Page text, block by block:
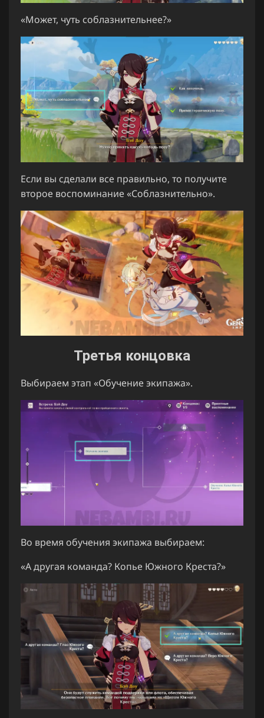
«Может, чуть соблазнительнее?»
Если вы сделали все правильно, то получите
второе воспоминание «Соблазнительно».
Третья концовка
Выбираем этап «Обучение экипажа».
Во время обучения экипажа выбираем:
«А другая команда? Копье Южного Креста?»